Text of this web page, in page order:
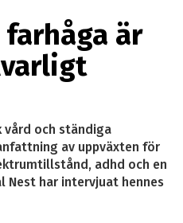
är
vård och ständiga
av uppväxten för
adhd och en
Nest har intervjuat hennes